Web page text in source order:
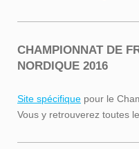
CHAMPIONNAT DE
NORDIQUE 2016
Site spécifique pour le
Vous y retrouverez toutes